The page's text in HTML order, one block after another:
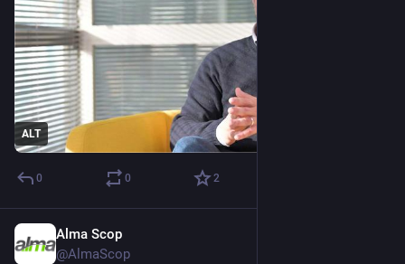
ALT
0 0 2
Alma Scop
@AlmaScop